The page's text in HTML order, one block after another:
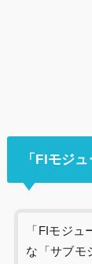
「FIモジ
「FIモジ
な「サブモ